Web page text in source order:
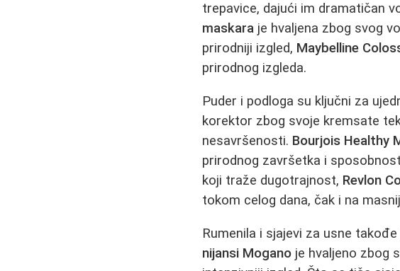
trepavice, dajući im dramatičan
maskara je hvaljena zbog svog
prirodniji izgled, Maybelline
prirodnog izgleda.
Puder i podloga su ključni za
korektor zbog svoje kremsate
nesavršenosti. Bourjois Healthy
prirodnog završetka i
koji traže dugotrajnost, Revlon
tokom celog dana, čak i na
Rumenila i sjajevi za usne
nijansi Mogano je hvaljeno zbog